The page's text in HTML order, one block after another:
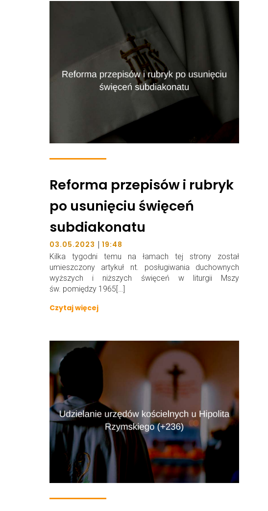
Reforma przepisów i rubryk
po usunięciu święceń
subdiakonatu
03.05.2023 | 19:48
Kilka tygodni temu na łamach tej strony został
umieszczony artykuł nt. posługiwania duchownych
wyższych i niższych święceń w liturgii Mszy
św. pomiędzy 1965[…]
Czytaj więcej